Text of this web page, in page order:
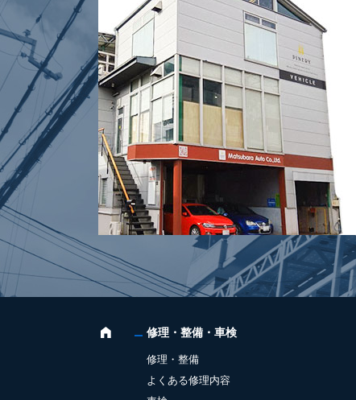
修理・整備・車検
修理・整備
よくある修理内容